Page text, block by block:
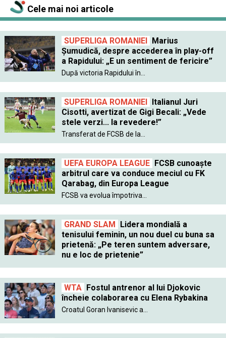
Cele mai noi articole
SUPERLIGA ROMANIEI
Marius
Șumudică, despre accederea în play-off
a Rapidului: „E un sentiment de fericire”
După victoria Rapidului în...
SUPERLIGA ROMANIEI
Italianul Juri
Cisotti, avertizat de Gigi Becali: „Vede
stele verzi... la revedere!”
Transferat de FCSB de la...
UEFA EUROPA LEAGUE
FCSB cunoaște
arbitrul care va conduce meciul cu FK
Qarabag, din Europa League
FCSB va evolua împotriva...
GRAND SLAM
Lidera mondială a
tenisului feminin, un nou duel cu buna sa
prietenă: „Pe teren suntem adversare,
nu e loc de prietenie”
WTA
Fostul antrenor al lui Djokovic
încheie colaborarea cu Elena Rybakina
Croatul Goran Ivanisevic a...